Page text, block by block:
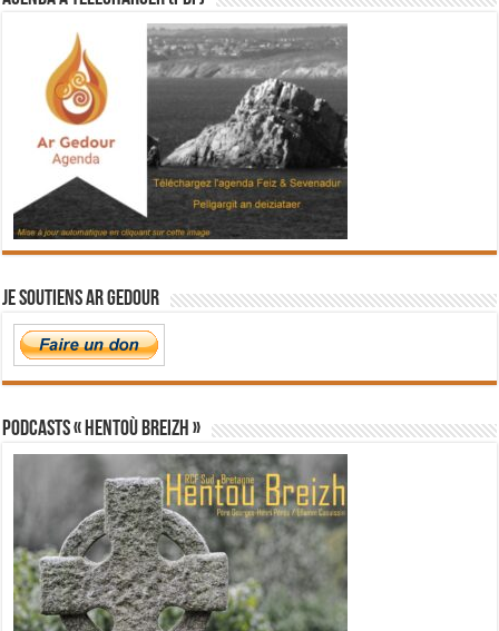
Je soutiens Ar Gedour
PODCASTS « Hentoù Breizh »